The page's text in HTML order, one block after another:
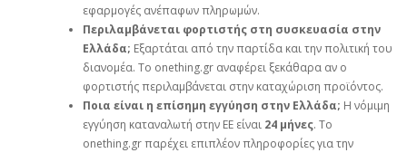
εφαρμογές ανέπαφων πληρωμών.
Περιλαμβάνεται φορτιστής στη συσκευασία στην
Ελλάδα; Εξαρτάται από την παρτίδα και την πολιτική του
διανομέα. Το onething.gr αναφέρει ξεκάθαρα αν ο
φορτιστής περιλαμβάνεται στην καταχώριση προϊόντος.
Ποια είναι η επίσημη εγγύηση στην Ελλάδα; Η νόμιμη
εγγύηση καταναλωτή στην ΕΕ είναι 24 μήνες. Το
onething.gr παρέχει επιπλέον πληροφορίες για την